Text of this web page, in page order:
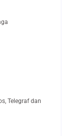
Telegraf dan Telepon